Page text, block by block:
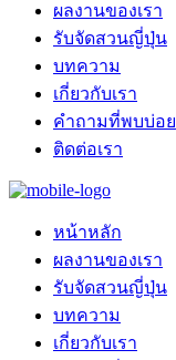
ผลงานของเรา
รับจัดสวนญี่ปุ่น
บทความ
เกี่ยวกับเรา
คำถามที่พบบ่อย
ติดต่อเรา
หน้าหลัก
ผลงานของเรา
รับจัดสวนญี่ปุ่น
บทความ
เกี่ยวกับเรา